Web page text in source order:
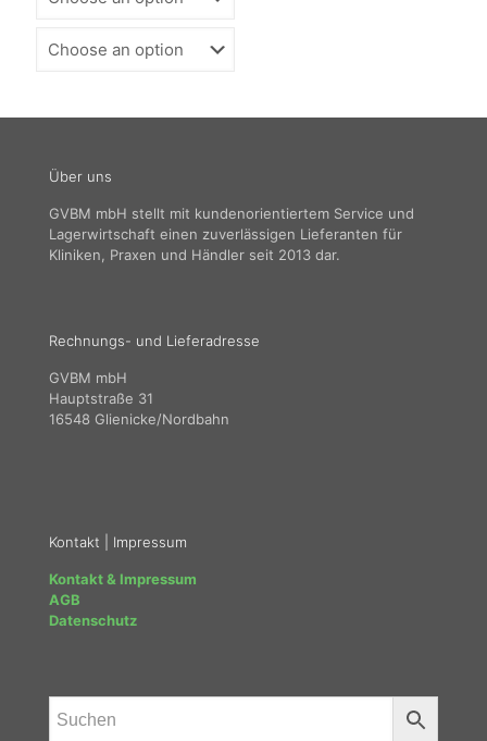
Über uns
GVBM mbH stellt mit kundenorientiertem Service und
Lagerwirtschaft einen zuverlässigen Lieferanten für
Kliniken, Praxen und Händler seit 2013 dar.
Rechnungs- und Lieferadresse
GVBM mbH
Hauptstraße 31
16548 Glienicke/Nordbahn
Kontakt | Impressum
Kontakt & Impressum
AGB
Datenschutz